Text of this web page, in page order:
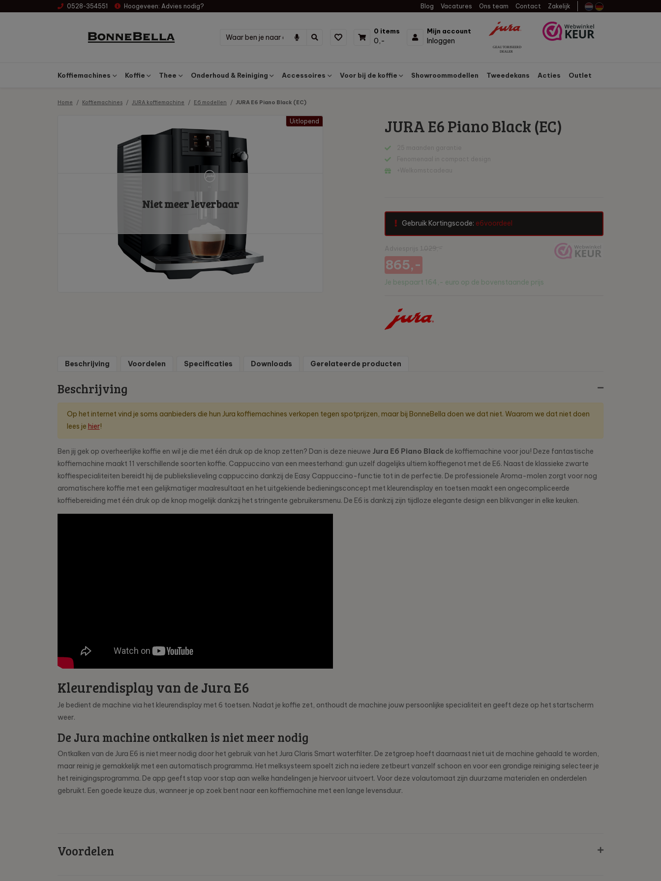
0528-354551 Hoogeveen: Advies nodig? Blog Vacatures Ons team Contact Zakelijk
0 items
0,-
Mijn account
Inloggen
Koffiemachines Koffie Thee Onderhoud & Reiniging Accessoires Voor bij de koffie Showroommodellen Tweedekans Acties Outlet
Home Koffiemachines JURA koffiemachine E6 modellen JURA E6 Piano Black (EC)
JURA E6 Piano Black (EC)
Gebruik Kortingscode: e6voordeel
865,-
Je bespaart 164,- euro op de bovenstaande prijs
Uitlopend
Niet meer leverbaar
Beschrijving Voordelen Specificaties Downloads Gerelateerde producten
Beschrijving
Op het internet vind je soms aanbieders die hun Jura koffiemachines verkopen tegen spotprijzen, maar bij BonneBella doen we dat niet. Waarom we dat niet doen
lees je hier!
Ben jij gek op overheerlijke koffie en wil je die met één druk op de knop zetten? Dan is deze nieuwe Jura E6 Piano Black de koffiemachine voor jou! Deze fantastische
koffiemachine maakt 11 verschillende soorten koffie. Cappuccino van een meesterhand: gun uzelf dagelijks ultiem koffiegenot met de E6. Naast de klassieke zwarte
koffiespecialiteiten bereidt hij de publiekslieveling cappuccino dankzij de Easy Cappuccino-functie tot in de perfectie. De professionele Aroma-molen zorgt voor nog
aromatischere koffie met een gelijkmatiger maalresultaat en het uitgekiende bedieningsconcept met kleurendisplay en toetsen maakt een ongecompliceerde
koffiebereiding met één druk op de knop mogelijk dankzij het stringente gebruikersmenu. De E6 is dankzij zijn tijdloze elegante design een blikvanger in elke keuken.
Kleurendisplay van de Jura E6
Je bedient de machine via het kleurendisplay met 6 toetsen. Nadat je koffie zet, onthoudt de machine jouw persoonlijke specialiteit en geeft deze op het startscherm
weer.
De Jura machine ontkalken is niet meer nodig
Ontkalken van de Jura E6 is niet meer nodig door het gebruik van het Jura Claris Smart waterfilter. De zetgroep hoeft daarnaast niet uit de machine gehaald te worden,
maar reinig je gemakkelijk met een automatisch programma. Het melksysteem spoelt zich na iedere zetbeurt vanzelf schoon en voor een grondige reiniging selecteer je
het reinigingsprogramma. De app geeft stap voor stap aan welke handelingen je hiervoor uitvoert. Voor deze volautomaat zijn duurzame materialen en onderdelen
gebruikt. Een goede keuze dus, wanneer je op zoek bent naar een koffiemachine met een lange levensduur.
Voordelen